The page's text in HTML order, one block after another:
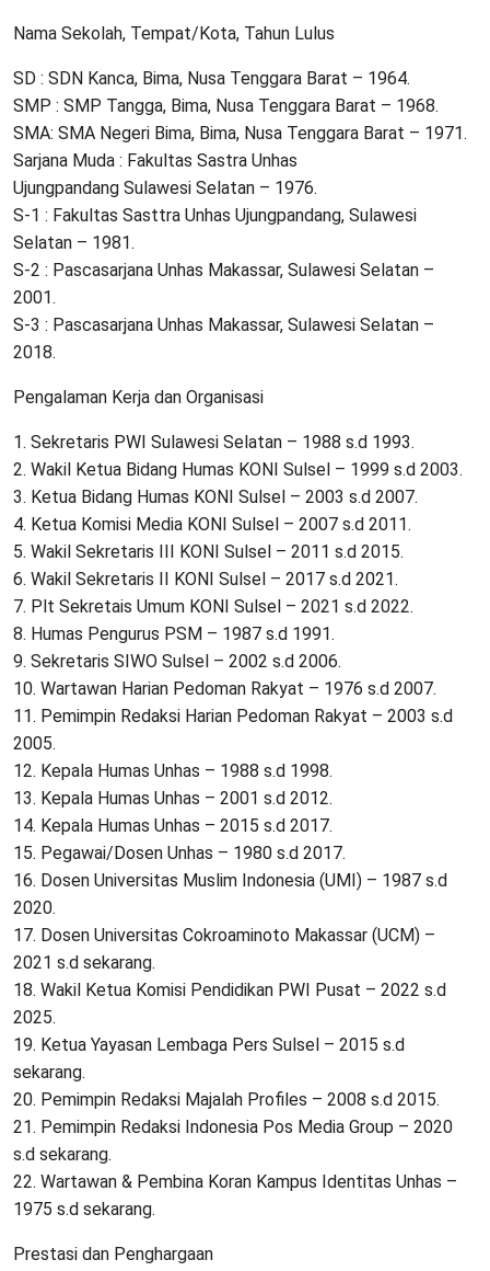
Nama Sekolah, Tempat/Kota, Tahun Lulus
SD : SDN Kanca, Bima, Nusa Tenggara Barat – 1964.
SMP : SMP Tangga, Bima, Nusa Tenggara Barat – 1968.
SMA: SMA Negeri Bima, Bima, Nusa Tenggara Barat – 1971.
Sarjana Muda : Fakultas Sastra Unhas
Ujungpandang Sulawesi Selatan – 1976.
S-1 : Fakultas Sasttra Unhas Ujungpandang, Sulawesi
Selatan – 1981.
S-2 : Pascasarjana Unhas Makassar, Sulawesi Selatan –
2001.
S-3 : Pascasarjana Unhas Makassar, Sulawesi Selatan –
2018.
Pengalaman Kerja dan Organisasi
1. Sekretaris PWI Sulawesi Selatan – 1988 s.d 1993.
2. Wakil Ketua Bidang Humas KONI Sulsel – 1999 s.d 2003.
3. Ketua Bidang Humas KONI Sulsel – 2003 s.d 2007.
4. Ketua Komisi Media KONI Sulsel – 2007 s.d 2011.
5. Wakil Sekretaris III KONI Sulsel – 2011 s.d 2015.
6. Wakil Sekretaris II KONI Sulsel – 2017 s.d 2021.
7. Plt Sekretais Umum KONI Sulsel – 2021 s.d 2022.
8. Humas Pengurus PSM – 1987 s.d 1991.
9. Sekretaris SIWO Sulsel – 2002 s.d 2006.
10. Wartawan Harian Pedoman Rakyat – 1976 s.d 2007.
11. Pemimpin Redaksi Harian Pedoman Rakyat – 2003 s.d
2005.
12. Kepala Humas Unhas – 1988 s.d 1998.
13. Kepala Humas Unhas – 2001 s.d 2012.
14. Kepala Humas Unhas – 2015 s.d 2017.
15. Pegawai/Dosen Unhas – 1980 s.d 2017.
16. Dosen Universitas Muslim Indonesia (UMI) – 1987 s.d
2020.
17. Dosen Universitas Cokroaminoto Makassar (UCM) –
2021 s.d sekarang.
18. Wakil Ketua Komisi Pendidikan PWI Pusat – 2022 s.d
2025.
19. Ketua Yayasan Lembaga Pers Sulsel – 2015 s.d
sekarang.
20. Pemimpin Redaksi Majalah Profiles – 2008 s.d 2015.
21. Pemimpin Redaksi Indonesia Pos Media Group – 2020
s.d sekarang.
22. Wartawan & Pembina Koran Kampus Identitas Unhas –
1975 s.d sekarang.
Prestasi dan Penghargaan